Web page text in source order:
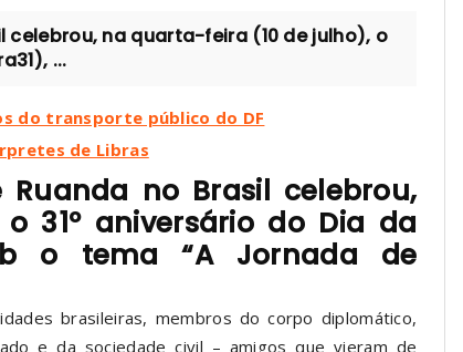
celebrou, na quarta-feira (10 de julho), o
...
do transporte público do DF
de Libras
no Brasil celebrou,
31º aniversário do Dia da
o tema “A Jornada de
brasileiras, membros do corpo diplomático,
e da sociedade civil – amigos que vieram de